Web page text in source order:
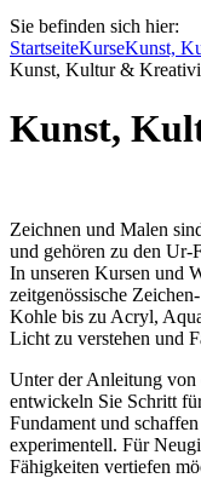
Sie befinden sich hier:
StartseiteKurseKunst,
Kunst, Kultur &
Kunst,
Zeichnen und Malen
und gehören zu den Ur-
In unseren Kursen und
zeitgenössische
Kohle bis zu Acryl,
Licht zu verstehen und
Unter der Anleitung von
entwickeln Sie Schritt
Fundament und
experimentell. Für
Fähigkeiten vertiefen